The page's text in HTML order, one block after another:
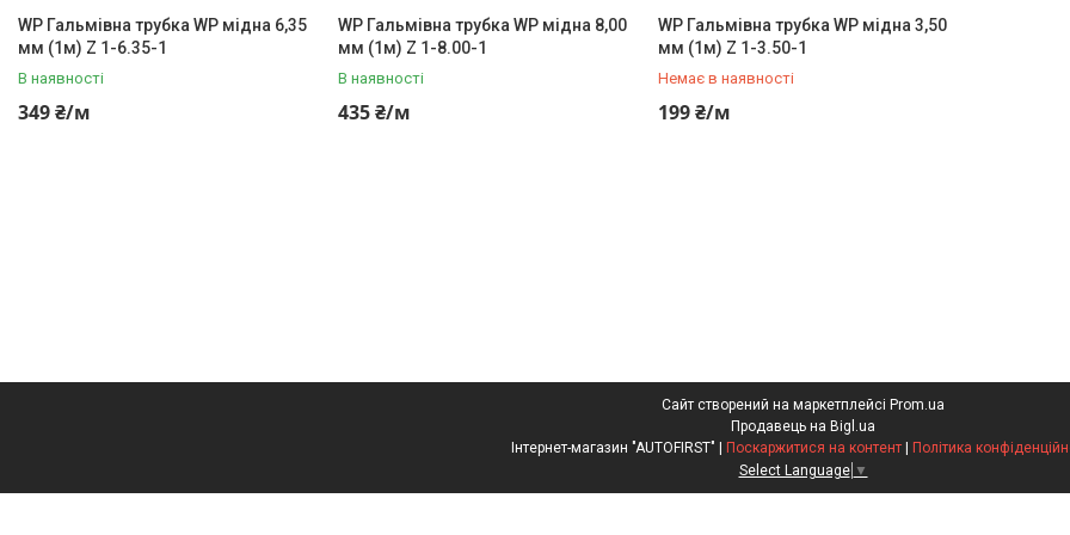
управління
Акумулятори
Ремені генератора,
кондиціонера та насоса ГУР
Статті
WP Гальмівна трубка WP мідна 6,35
мм (1м) Z 1-6.35-1
В наявності
349 ₴/м
WP Гальмівна трубка WP мідна 8,00
мм (1м) Z 1-8.00-1
В наявності
435 ₴/м
WP Гальмівна трубка WP мідна 3,50
мм (1м) Z 1-3.50-1
Немає в наявності
199 ₴/м
+380 (95) 487-34-43
Сайт створений на маркетплейсі Prom.ua
Продавець на Bigl.ua
Поскаржитися на контент
Політика
Select Language ▼